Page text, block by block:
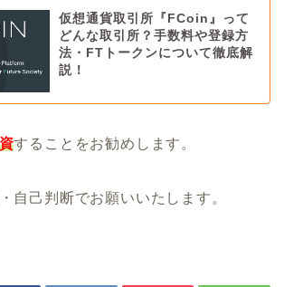
仮想通貨取引所『FCoin』って
どんな取引所？手数料や登録方
法・FTトークンについて徹底解
説！
することをお勧めします。
自己判断でお願いいたします。